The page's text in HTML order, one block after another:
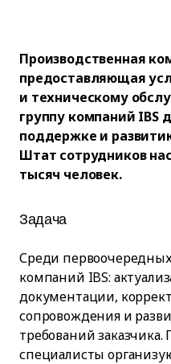
Производственная
предоставляющая
и техническому
группу компаний IBS
поддержке и
Штат сотрудников
тысяч человек.
Задача
Среди
компаний IBS:
документации,
сопровождения и
требований
специалисты